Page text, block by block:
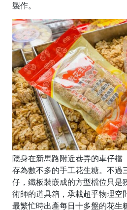
製作。
隱身在新馬路附近巷弄的車仔檔
存為數不多的手工花生糖。不過
仔，鐵板裝嵌成的方型檔位只是
術師的道具箱，承載超乎物理空
最繁忙時出產每日十多盤的花生